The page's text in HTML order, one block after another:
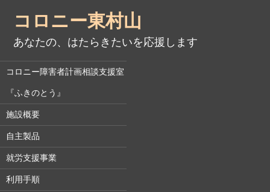
コロニー東村山
あなたの、はたらきたいを応援します
コロニー障害者計画相談支援室
『ふきのとう』
施設概要
自主製品
就労支援事業
利用手順